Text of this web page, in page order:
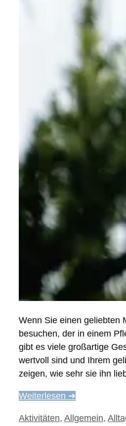
Wenn Sie einen geliebten
besuchen, der in einem
gibt es viele großartige
wertvoll sind und Ihrem
zeigen, wie sehr sie ihn
Weiterlesen ➔
Kategorien
Aktivitäten, Allgemein,